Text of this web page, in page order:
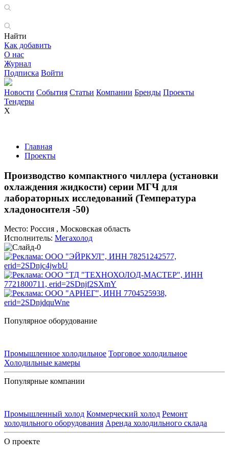
Найти
Как добавить
О нас
Журнал
Подписка Войти
Новости События Статьи Компании Бренды Проекты
Тендеры
X
Главная
Проекты
Производство компактного чиллера (установки
охлаждения жидкости) серии МГЧ для
лабораторных исследований (Температура
хладоносителя -50)
Место:
Россия , Московская область
Исполнитель: Мегахолод
Популярное оборудование
Промышленное холодильное Торговое холодильное
Холодильные камеры
Популярные компании
Промышленный холод Коммерческий холод Ремонт
холодильного оборудования Аренда холодильного склада
О проекте